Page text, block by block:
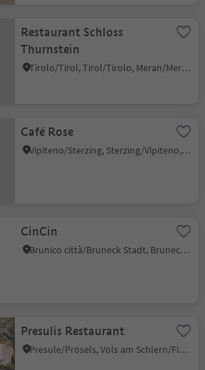
Restaurant Schloss
Thurnstein
Tirolo/Tirol, Tirol/Tirolo, Meran/Merano and environs
Café Rose
Vipiteno/Sterzing, Sterzing/Vipiteno, Sterzing/Vipiteno and environs
CinCin
Brunico città/Bruneck Stadt, Bruneck/Brunico, Dolomites Region Kronplatz/Plan de Corones
Presulis Restaurant
Presule/Prösels, Völs am Schlern/Fiè allo Sciliar, Dolomites Region Seiser Alm